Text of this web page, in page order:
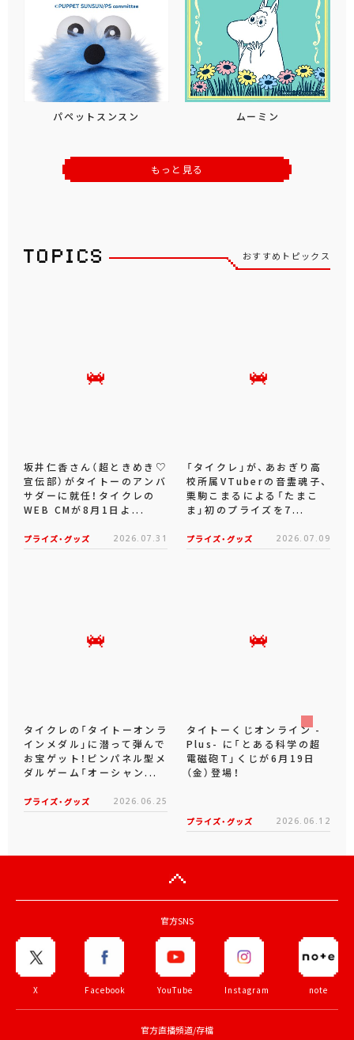
パペットスンスン ムーミン
もっと見る
おすすめトピックス
坂井仁香さん（超ときめき♡
宣伝部）がタイトーのアンバ
サダーに就任！タイクレの
WEB CMが8月1日よ...
プライズ・グッズ 2026.07.31
「タイクレ」が、あおぎり高
校所属VTuberの音霊魂子、
栗駒こまるによる「たまこ
ま」初のプライズを7...
プライズ・グッズ 2026.07.09
タイクレの「タイトーオンラ
インメダル」に潜って弾んで
お宝ゲット！ピンパネル型メ
ダルゲーム「オーシャン...
プライズ・グッズ 2026.06.25
タイトーくじオンライン -
Plus- に「とある科学の超
電磁砲T」くじが6月19日
（金）登場！
プライズ・グッズ 2026.06.12
官方SNS
X Facebook YouTube Instagram note
官方直播頻道/存檔